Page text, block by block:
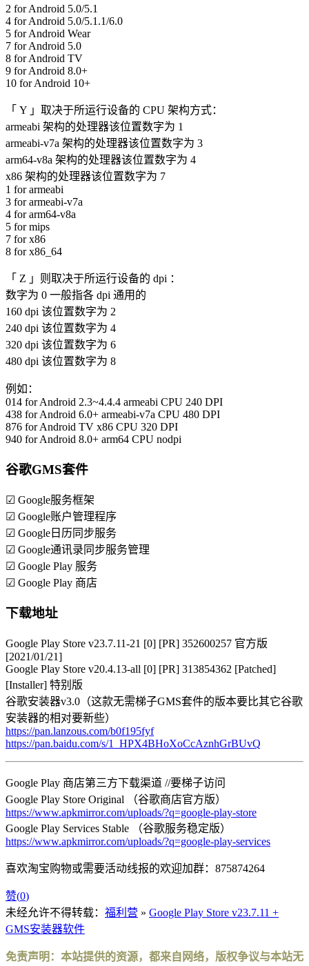
2 for Android 5.0/5.1
4 for Android 5.0/5.1.1/6.0
5 for Android Wear
7 for Android 5.0
8 for Android TV
9 for Android 8.0+
10 for Android 10+
「 Y 」取决于所运行设备的 CPU 架构方式：
armeabi 架构的处理器该位置数字为 1
armeabi-v7a 架构的处理器该位置数字为 3
arm64-v8a 架构的处理器该位置数字为 4
x86 架构的处理器该位置数字为 7
1 for armeabi
3 for armeabi-v7a
4 for arm64-v8a
5 for mips
7 for x86
8 for x86_64
「 Z 」则取决于所运行设备的 dpi ：
数字为 0 一般指各 dpi 通用的
160 dpi 该位置数字为 2
240 dpi 该位置数字为 4
320 dpi 该位置数字为 6
480 dpi 该位置数字为 8
例如：
014 for Android 2.3~4.4.4 armeabi CPU 240 DPI
438 for Android 6.0+ armeabi-v7a CPU 480 DPI
876 for Android TV x86 CPU 320 DPI
940 for Android 8.0+ arm64 CPU nodpi
谷歌GMS套件
☑ Google服务框架
☑ Google账户管理程序
☑ Google日历同步服务
☑ Google通讯录同步服务管理
☑ Google Play 服务
☑ Google Play 商店
下载地址
Google Play Store v23.7.11-21 [0] [PR] 352600257 官方版
[2021/01/21]
Google Play Store v20.4.13-all [0] [PR] 313854362 [Patched]
[Installer] 特别版
谷歌安装器v3.0（这款无需梯子GMS套件的版本要比其它谷歌
安装器的相对要新些）
https://pan.lanzous.com/b0f195fyf
https://pan.baidu.com/s/1_HPX4BHoXoCcAznhGrBUvQ
Google Play 商店第三方下载渠道 //要梯子访问
Google Play Store Original （谷歌商店官方版）
https://www.apkmirror.com/uploads/?q=google-play-store
Google Play Services Stable （谷歌服务稳定版）
https://www.apkmirror.com/uploads/?q=google-play-services
喜欢淘宝购物或需要活动线报的欢迎加群：875874264
赞(0)
未经允许不得转载： 福利营 » Google Play Store v23.7.11 +
GMS安装器软件
免责声明：本站提供的资源，都来自网络，版权争议与本站无